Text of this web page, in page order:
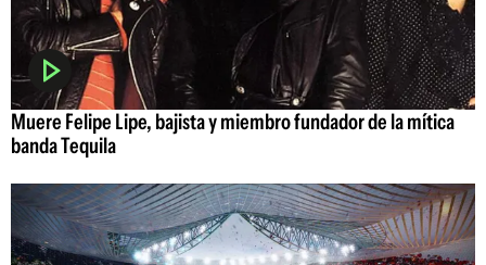
Muere Felipe Lipe, bajista y miembro fundador de la mítica
banda Tequila